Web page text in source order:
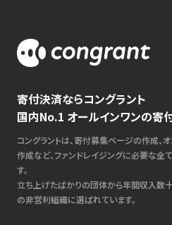
寄付決済ならコングラント
国内No.1 オールインワンの寄
コングラントは、寄付募集ページの作成、
作成など、ファンドレイジングに必要な全
す。
立ち上げたばかりの団体から年間収入数
の非営利組織に選ばれています。